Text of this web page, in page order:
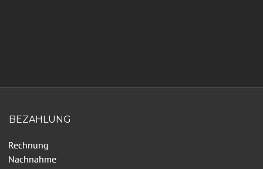
BEZAHLUNG